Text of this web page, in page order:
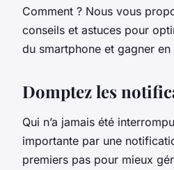
Comment ? Nous vous
conseils et astuces pour
du smartphone et gagner
Domptez les
Qui n’a jamais été
importante par une
premiers pas pour mieux